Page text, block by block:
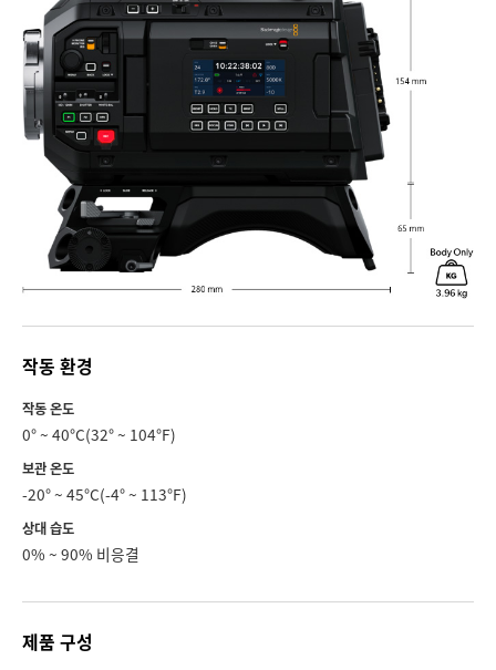
작동 환경
작동 온도
0° ~ 40°C(32° ~ 104°F)
보관 온도
-20° ~ 45°C(-4° ~ 113°F)
상대 습도
0% ~ 90% 비응결
제품 구성